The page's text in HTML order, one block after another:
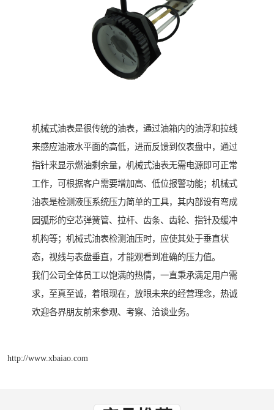
机械式油表是很传统的油表，通过油箱内的油浮和拉线
来感应油液水平面的高低，进而反馈到仪表盘中，通过
指针来显示燃油剩余量，机械式油表无需电源即可正常
工作，可根据客户需要增加高、低位报警功能；机械式
油表是检测液压系统压力简单的工具，其内部设有弯成
园弧形的空芯弹簧管、拉杆、齿条、齿轮、指针及缓冲
机构等；机械式油表检测油压时，应使其处于垂直状
态，视线与表盘垂直，才能观看到准确的压力值。
我们公司全体员工以饱满的热情，一直秉承满足用户需
求，至真至诚，着眼现在，放眼未来的经营理念，热诚
欢迎各界朋友前来参观、考察、洽谈业务。
http://www.xbaiao.com